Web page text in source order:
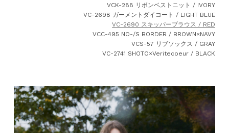
VCK-288 リボンベストニット / IVORY
VC-2698 ガーメントダイコート / LIGHT BLUE
VC-2690 スキッパーブラウス / RED
VCC-495 NO-/S BORDER / BROWN×NAVY
VCS-57 リブソックス / GRAY
VC-2741 SHOTO×Veritecoeur / BLACK